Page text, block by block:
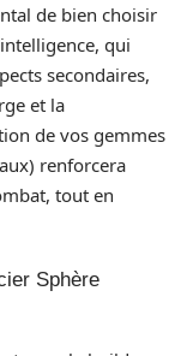
de bien choisir
qui
secondaires,
et la
de vos gemmes
renforcera
tout en
Sphère